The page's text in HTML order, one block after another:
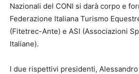
Nazionali del CONI si darà corpo e
Federazione Italiana Turismo
(Fitetrec-Ante) e ASI (Associazioni
Italiane).
I due rispettivi presidenti,